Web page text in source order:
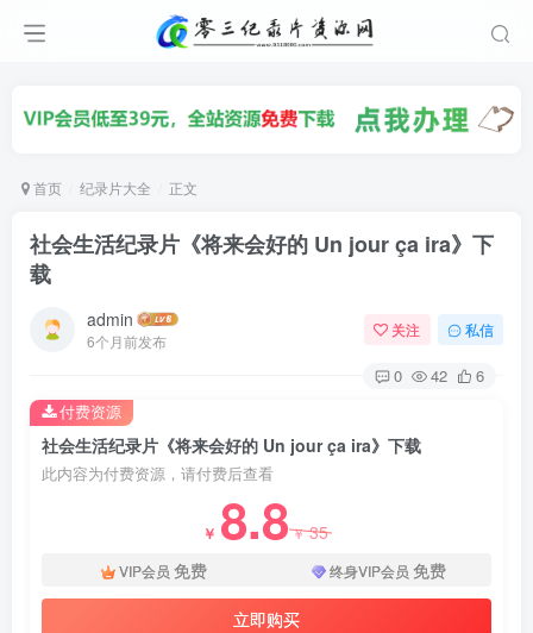
首页 纪录片大全 正文
社会生活纪录片《将来会好的 Un jour ça ira》下
载
admin
6个月前发布
关注 私信
0 42 6
社会生活纪录片《将来会好的 Un jour ça ira》下载
此内容为付费资源，请付费后查看
￥ 8.8￥35
VIP会员 免费 终身VIP会员 免费
立即购买
付费资源